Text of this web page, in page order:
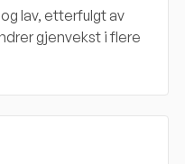
lav, etterfulgt av
gjenvekst i flere